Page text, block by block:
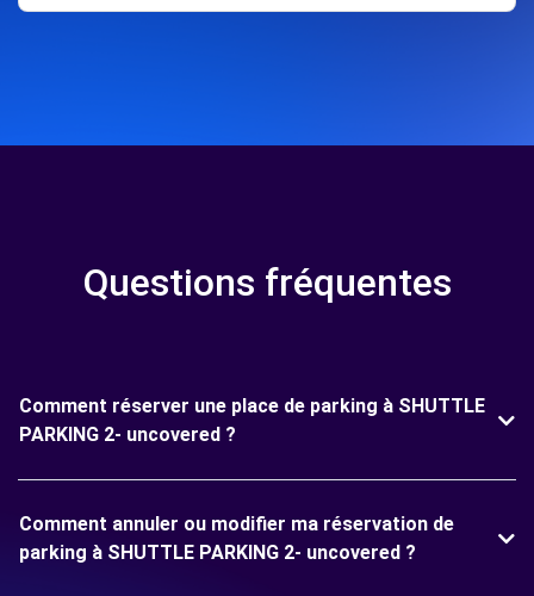
Questions fréquentes
Comment réserver une place de parking à SHUTTLE
PARKING 2- uncovered ?
Comment annuler ou modifier ma réservation de
parking à SHUTTLE PARKING 2- uncovered ?